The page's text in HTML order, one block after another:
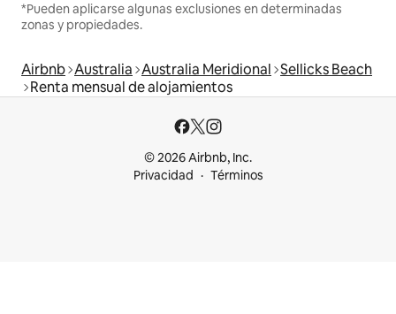
*Pueden aplicarse algunas exclusiones en determinadas
zonas y propiedades.
Airbnb Australia Australia Meridional Sellicks Beach
Renta mensual de alojamientos
© 2026 Airbnb, Inc.
Privacidad
Términos